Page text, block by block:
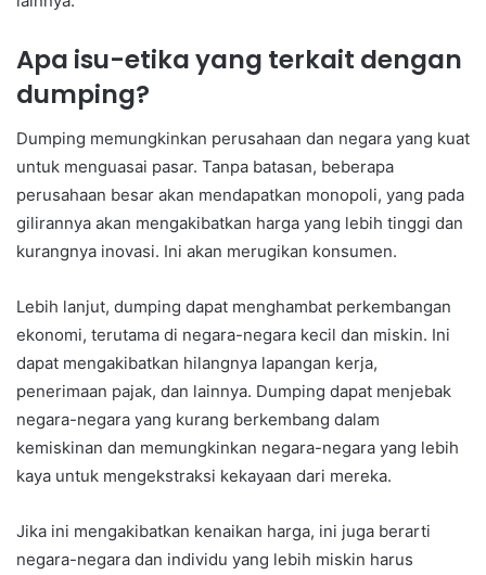
Apa isu-etika yang terkait dengan
dumping?
Dumping memungkinkan perusahaan dan negara yang kuat
untuk menguasai pasar. Tanpa batasan, beberapa
perusahaan besar akan mendapatkan monopoli, yang pada
gilirannya akan mengakibatkan harga yang lebih tinggi dan
kurangnya inovasi. Ini akan merugikan konsumen.
Lebih lanjut, dumping dapat menghambat perkembangan
ekonomi, terutama di negara-negara kecil dan miskin. Ini
dapat mengakibatkan hilangnya lapangan kerja,
penerimaan pajak, dan lainnya. Dumping dapat menjebak
negara-negara yang kurang berkembang dalam
kemiskinan dan memungkinkan negara-negara yang lebih
kaya untuk mengekstraksi kekayaan dari mereka.
Jika ini mengakibatkan kenaikan harga, ini juga berarti
negara-negara dan individu yang lebih miskin harus